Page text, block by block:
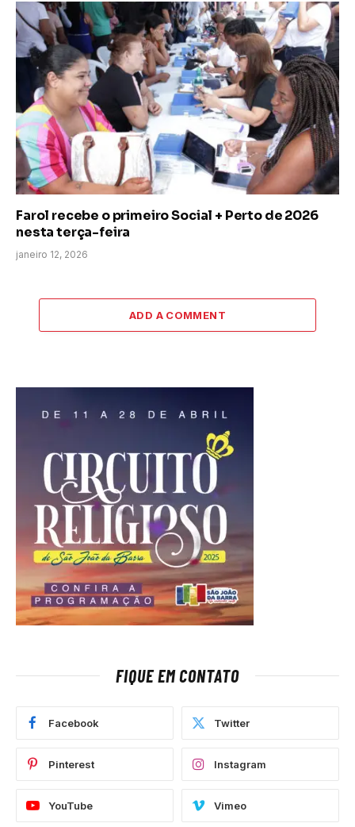
Farol recebe o primeiro Social + Perto de 2026
nesta terça-feira
janeiro 12, 2026
ADD A COMMENT
FIQUE EM CONTATO
Facebook Twitter
Pinterest Instagram
YouTube Vimeo